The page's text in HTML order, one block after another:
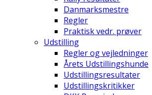
Danmarksmestre
Regler
Praktisk vedr. prøver
Udstilling
Regler og vejledninger
Årets Udstillingshunde
Udstillingsresultater
Udstillingskritikker